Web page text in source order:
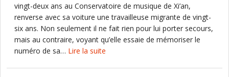
vingt-deux ans au Conservatoire de musique de Xi’an,
renverse avec sa voiture une travailleuse migrante de vingt-
six ans. Non seulement il ne fait rien pour lui porter secours,
mais au contraire, voyant qu’elle essaie de mémoriser le
numéro de sa… Lire la suite